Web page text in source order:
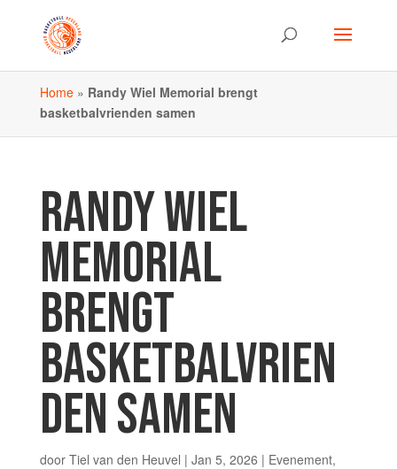
Home» Randy Wiel Memorial brengt
basketbalvrienden samen
RANDY WIEL
MEMORIAL
BRENGT
BASKETBALVRIEN
DEN SAMEN
door Tiel van den Heuvel | Jan 5, 2026 | Evenement,